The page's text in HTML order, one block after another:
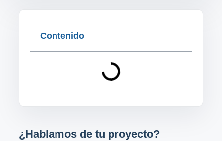
Contenido
¿Hablamos de tu proyecto?